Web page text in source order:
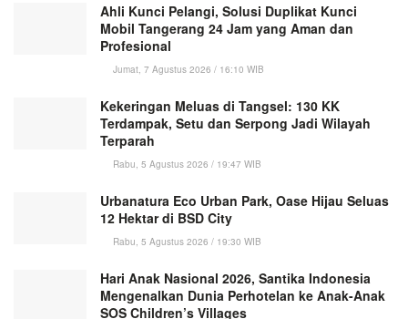
Ahli Kunci Pelangi, Solusi Duplikat Kunci
Mobil Tangerang 24 Jam yang Aman dan
Profesional
Jumat, 7 Agustus 2026 / 16:10 WIB
Kekeringan Meluas di Tangsel: 130 KK
Terdampak, Setu dan Serpong Jadi Wilayah
Terparah
Rabu, 5 Agustus 2026 / 19:47 WIB
Urbanatura Eco Urban Park, Oase Hijau Seluas
12 Hektar di BSD City
Rabu, 5 Agustus 2026 / 19:30 WIB
Hari Anak Nasional 2026, Santika Indonesia
Mengenalkan Dunia Perhotelan ke Anak-Anak
SOS Children’s Villages